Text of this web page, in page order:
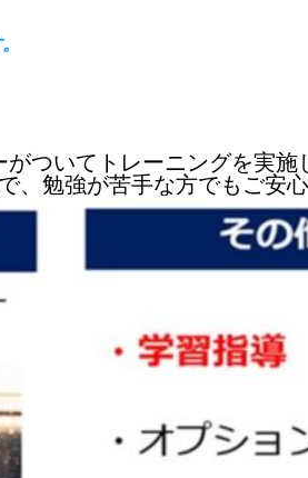
ついてトレーニングを実施
勉強が苦手な方でもご安心